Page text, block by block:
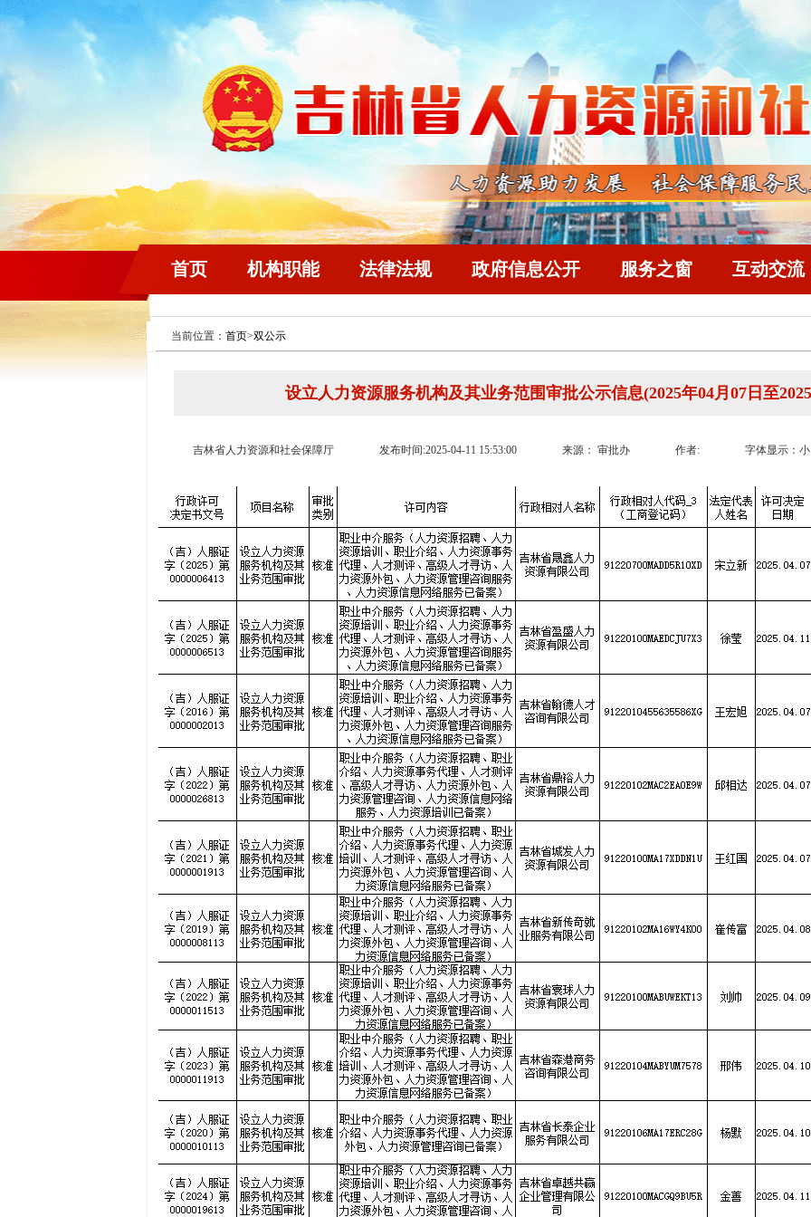
首页 机构职能 法律法规 政府信息公开 服务之窗 互动交流
当前位置： 首页>双公示
设立人力资源服务机构及其业务范围审批公示信息(2025年04月07日至
吉林省人力资源和社会保障厅 发布时间:2025-04-11 15:53:00 来源： 审批办 作者: 字体显示： 小